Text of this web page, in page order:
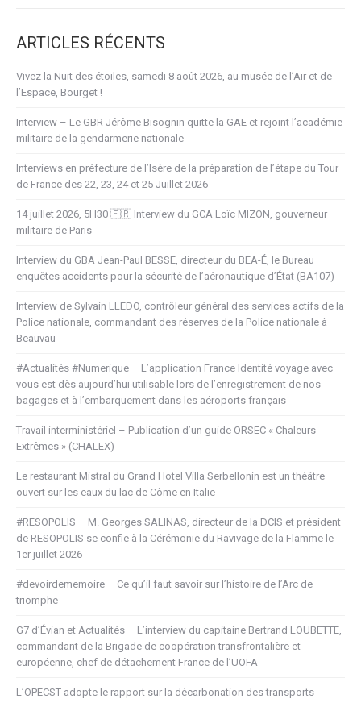
ARTICLES RÉCENTS
Vivez la Nuit des étoiles, samedi 8 août 2026, au musée de l’Air et de
l’Espace, Bourget !
Interview – Le GBR Jérôme Bisognin quitte la GAE et rejoint l’académie
militaire de la gendarmerie nationale
Interviews en préfecture de l’Isère de la préparation de l’étape du Tour
de France des 22, 23, 24 et 25 Juillet 2026
14 juillet 2026, 5H30 🇫🇷 Interview du GCA Loïc MIZON, gouverneur
militaire de Paris
Interview du GBA Jean-Paul BESSE, directeur du BEA-É, le Bureau
enquêtes accidents pour la sécurité de l’aéronautique d’État (BA107)
Interview de Sylvain LLEDO, contrôleur général des services actifs de la
Police nationale, commandant des réserves de la Police nationale à
Beauvau
#Actualités #Numerique – L’application France Identité voyage avec
vous est dès aujourd’hui utilisable lors de l’enregistrement de nos
bagages et à l’embarquement dans les aéroports français
Travail interministériel – Publication d’un guide ORSEC « Chaleurs
Extrêmes » (CHALEX)
Le restaurant Mistral du Grand Hotel Villa Serbellonin est un théâtre
ouvert sur les eaux du lac de Côme en Italie
#RESOPOLIS – M. Georges SALINAS, directeur de la DCIS et président
de RESOPOLIS se confie à la Cérémonie du Ravivage de la Flamme le
1er juillet 2026
#devoirdememoire – Ce qu’il faut savoir sur l’histoire de l’Arc de
triomphe
G7 d’Évian et Actualités – L’interview du capitaine Bertrand LOUBETTE,
commandant de la Brigade de coopération transfrontalière et
européenne, chef de détachement France de l’UOFA
L’OPECST adopte le rapport sur la décarbonation des transports